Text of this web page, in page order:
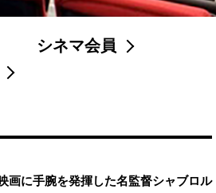
シネマ会員
画に手腕を発揮した名監督シャブロル